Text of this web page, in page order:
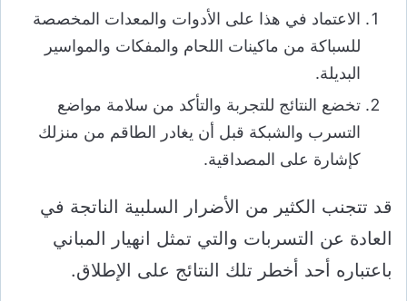
الاعتماد في هذا على الأدوات والمعدات المخصصة
للسباكة من ماكينات اللحام والمفكات والمواسير
البديلة.
تخضع النتائج للتجربة والتأكد من سلامة مواضع
التسرب والشبكة قبل أن يغادر الطاقم من منزلك
كإشارة على المصداقية.
قد تتجنب الكثير من الأضرار السلبية الناتجة في
العادة عن التسربات والتي تمثل انهيار المباني
باعتباره أحد أخطر تلك النتائج على الإطلاق.